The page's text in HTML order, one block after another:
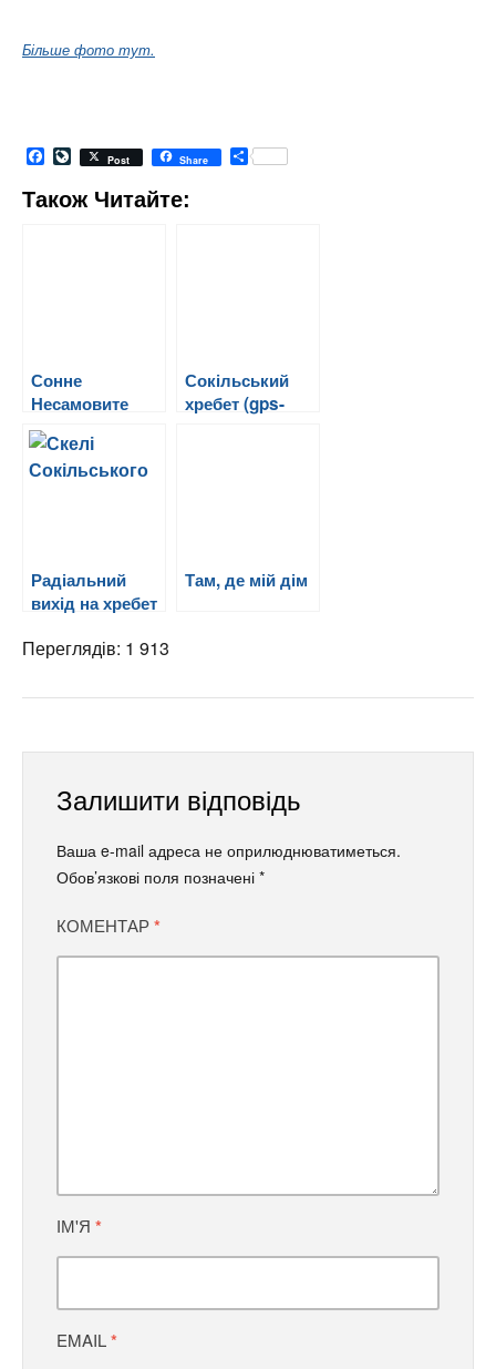
Більше фото тут.
Facebook
LiveJournal
Post Share Share
Також Читайте:
Сонне
Несамовите
Сокільський
хребет (gps-
Радіальний
вихід на хребет
Там, де мій дім
Переглядів: 1 913
Залишити відповідь
Ваша e-mail адреса не оприлюднюватиметься.
Обов’язкові поля позначені *
КОМЕНТАР*
ІМ'Я *
EMAIL*